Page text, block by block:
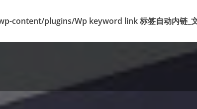
content/plugins/Wp keyword link 标签自动内链_